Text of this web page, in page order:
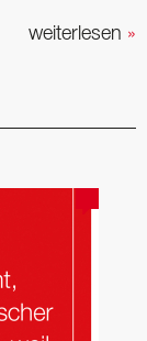
weiterlesen »